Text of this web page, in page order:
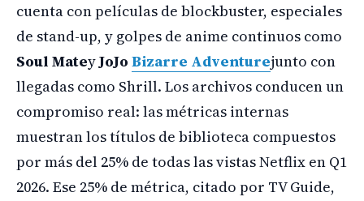
cuenta con películas de blockbuster, especiales
de stand-up, y golpes de anime continuos como
Soul MateyJoJo Bizarre Adventurejunto con
llegadas como Shrill. Los archivos conducen un
compromiso real: las métricas internas
muestran los títulos de biblioteca compuestos
por más del 25% de todas las vistas Netflix en Q1
2026. Ese 25% de métrica, citado por TV Guide,